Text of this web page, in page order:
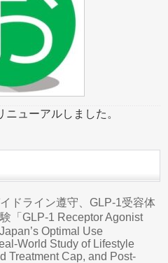
ューアルしました。
ドライン遵守、GLP-1受容体
「GLP-1 Receptor Agonist
Optimal Use
World Study of Lifestyle
Treatment Cap, and Post-